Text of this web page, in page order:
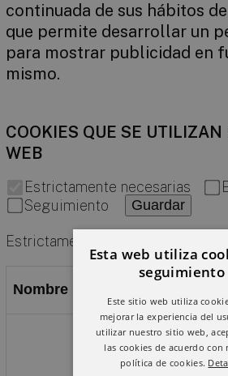
continuada de sus hábitos
que permite desarrollar un
para mostrar publicidad en
mismo.
COOKIES QUE SE
WEB
Estrictamente necesarias
Seguimiento
Guardar
Estrictamente necesarias
Nombre
Provider /
Dominio
Esta web utiliza
seguimiento
Este sitio web utiliza
mejorar la experiencia del
utilizar nuestro sitio web,
las cookies de acuerdo con
política de cookies.